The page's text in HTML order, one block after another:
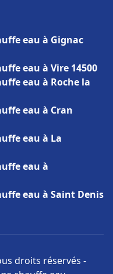
eau à Gignac
eau à Vire 14500
eau à Roche la
eau à Cran
eau à La
eau à
eau à Saint Denis
droits réservés -